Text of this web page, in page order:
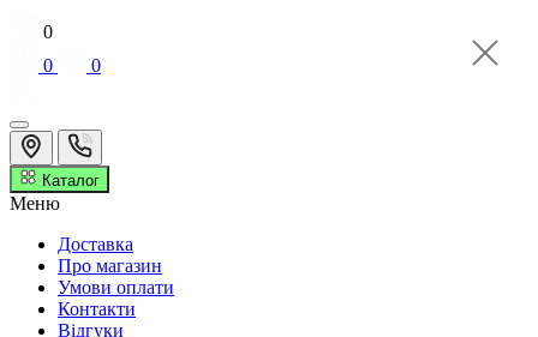
0
0
0
Каталог
Меню
Доставка
Про магазин
Умови оплати
Контакти
Відгуки